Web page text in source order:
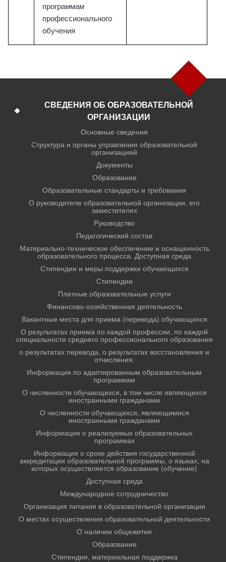
программам
профессионального
обучения
СВЕДЕНИЯ ОБ ОБРАЗОВАТЕЛЬНОЙ
ОРГАНИЗАЦИИ
Основные сведения
Структура и органы управления образовательной
организацией
Документы
Образование
Образовательные стандарты и требования
О руководителе образовательной организации, его
заместителях
Руководство
Педагогический состав
Материально-техническое обеспечение и оснащенность
образовательного процесса. Доступная среда
Стипендии и меры поддержки обучающихся
Стипендии
Платные образовательные услуги
Финансово-хозяйственная деятельность
Вакантные места для приема (перевода) обучающихся
О результатах приема по каждой профессии, по каждой
специальности среднего профессионального образования
о результатах перевода, о результатах восстановления и
отчисления.
Информация по адаптированным образовательным
программам
О численности обучающихся, в том числе являющихся
иностранными гражданами
О численности обучающихся, являющимися
иностранными гражданами
Информация о реализуемых образовательных
программах
Информация о сроке действия государственной
аккредитации образовательной программы, о языках, на
которых осуществляется образование (обучение)
Доступная среда
Международное сотрудничество
Организация питания в образовательной организации
О местах осуществления образовательной деятельности
О наличии общежития
Образование
Стипендия, материальная поддержка